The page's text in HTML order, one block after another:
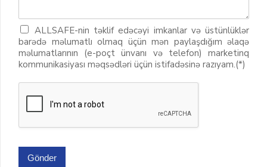
ALLSAFE-nin təklif edəcəyi imkanlar və üstünlüklər
barədə məlumatlı olmaq üçün mən paylaşdığım əlaqə
məlumatlarının (e-poçt ünvanı və telefon) marketinq
kommunikasiyası məqsədləri üçün istifadəsinə razıyam.(*)
Gönder